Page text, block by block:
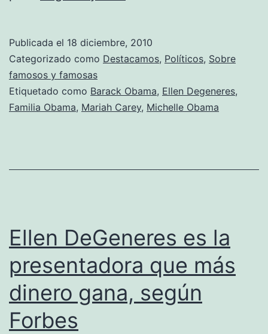
canta
villancicos
junto
Publicada el 18 diciembre, 2010
Categorizado como Destacamos, Políticos, Sobre
famosos y famosas
Etiquetado como Barack Obama, Ellen Degeneres,
Familia Obama, Mariah Carey, Michelle Obama
Ellen DeGeneres es la
presentadora que más
dinero gana, según
Forbes